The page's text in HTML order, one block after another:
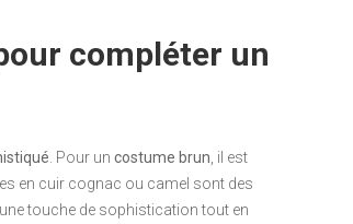
compléter un
. Pour un costume brun , il est
en cuir cognac ou camel sont des
touche de sophistication tout en